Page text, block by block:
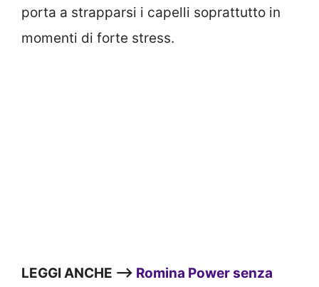
porta a strapparsi i capelli soprattutto in
momenti di forte stress.
LEGGI ANCHE —> Romina Power senza